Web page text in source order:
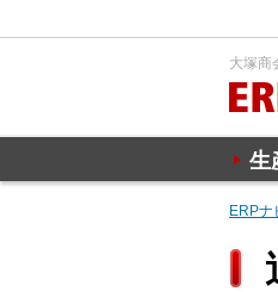
大塚商
生
ERPナ